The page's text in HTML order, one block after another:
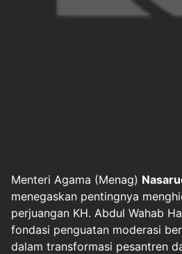
Menteri Agama (Menag)
menegaskan pentingnya
perjuangan KH. Abdul Wahab
fondasi penguatan moderasi
dalam transformasi pesantren